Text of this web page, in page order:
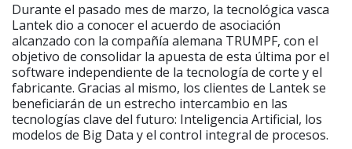
Durante el pasado mes de marzo, la tecnológica vasca
Lantek dio a conocer el acuerdo de asociación
alcanzado con la compañía alemana TRUMPF, con el
objetivo de consolidar la apuesta de esta última por el
software independiente de la tecnología de corte y el
fabricante. Gracias al mismo, los clientes de Lantek se
beneficiarán de un estrecho intercambio en las
tecnologías clave del futuro: Inteligencia Artificial, los
modelos de Big Data y el control integral de procesos.